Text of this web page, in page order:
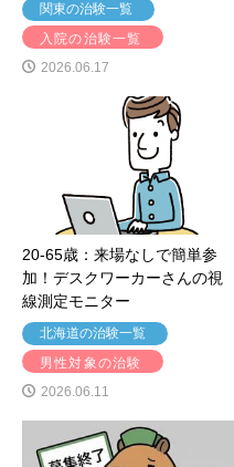
関東の治験一覧
入院の治験一覧
2026.06.17
20-65歳：来場なしで簡単参
加！デスクワーカーさんの視
線測定モニター
北海道の治験一覧
男性対象の治験
2026.06.11